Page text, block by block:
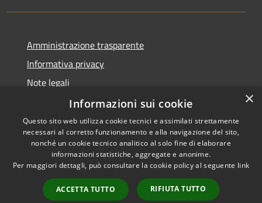
Amministrazione trasparente
Informativa privacy
Note legali
Dichiarazione di accessibilità
RSS
Accessibilità
Copyright © 2026 • Città di
Comacchio • Powered by
Municipium•
Accesso
×
Informazioni sui cookie
Questo sito web utilizza cookie tecnici e assimilati strettamente
necessari al corretto funzionamento e alla navigazione del sito,
nonché un cookie tecnico analitico al solo fine di elaborare
informazioni statistiche, aggregate e anonime.
Per maggiori dettagli, può consultare la cookie policy al seguente link
ACCETTA TUTTO RIFIUTA TUTTO